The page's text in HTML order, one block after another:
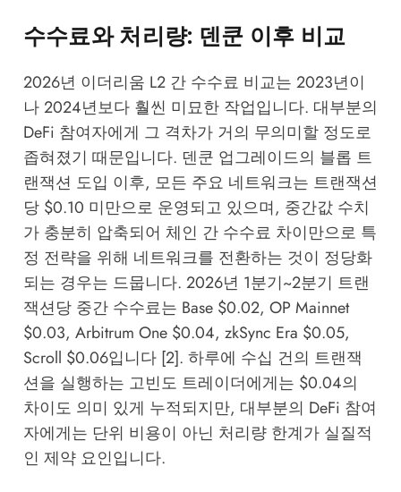
수수료와 처리량: 덴쿤 이후 비교
2026년 이더리움 L2 간 수수료 비교는 2023년이
나 2024년보다 훨씬 미묘한 작업입니다. 대부분의
DeFi 참여자에게 그 격차가 거의 무의미할 정도로
좁혀졌기 때문입니다. 덴쿤 업그레이드의 블롭 트
랜잭션 도입 이후, 모든 주요 네트워크는 트랜잭션
당 $0.10 미만으로 운영되고 있으며, 중간값 수치
가 충분히 압축되어 체인 간 수수료 차이만으로 특
정 전략을 위해 네트워크를 전환하는 것이 정당화
되는 경우는 드뭅니다. 2026년 1분기~2분기 트랜
잭션당 중간 수수료는 Base $0.02, OP Mainnet
$0.03, Arbitrum One $0.04, zkSync Era $0.05,
Scroll $0.06입니다 [2]. 하루에 수십 건의 트랜잭
션을 실행하는 고빈도 트레이더에게는 $0.04의
차이도 의미 있게 누적되지만, 대부분의 DeFi 참여
자에게는 단위 비용이 아닌 처리량 한계가 실질적
인 제약 요인입니다.